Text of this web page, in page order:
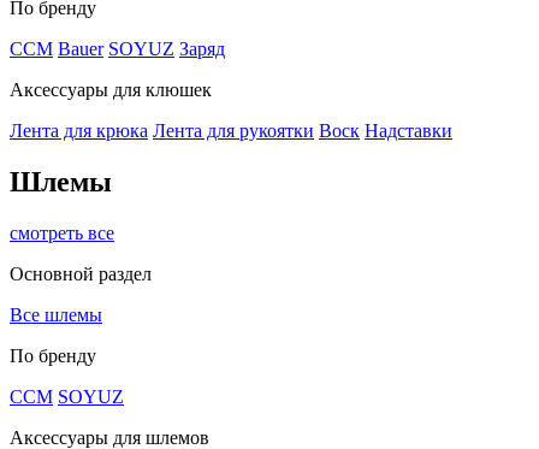
По бренду
CCM Bauer SOYUZ Заряд
Аксессуары для клюшек
Лента для крюка Лента для рукоятки Воск Надставки
Шлемы
смотреть все
Основной раздел
Все шлемы
По бренду
CCM SOYUZ
Аксессуары для шлемов